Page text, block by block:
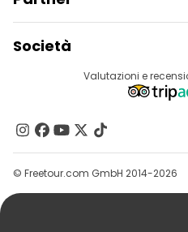
Accesso Del Fornitore
Programma Di Affiliazione
Società
Destinazioni
Contattaci
Gruppi
Aiuto
Valutazioni e
© Freetour.com GmbH 2014-2026